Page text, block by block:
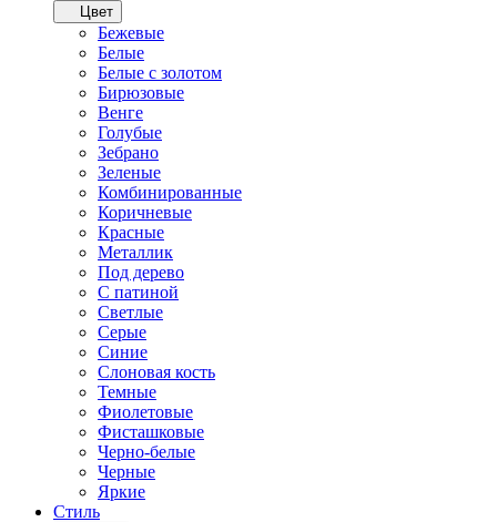
Цвет
Бежевые
Белые
Белые с золотом
Бирюзовые
Венге
Голубые
Зебрано
Зеленые
Комбинированные
Коричневые
Красные
Металлик
Под дерево
С патиной
Светлые
Серые
Синие
Слоновая кость
Темные
Фиолетовые
Фисташковые
Черно-белые
Черные
Яркие
Стиль